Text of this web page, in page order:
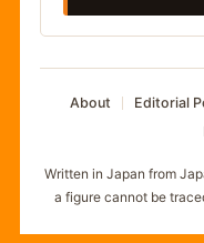
About Editorial
Written in Japan from
a figure cannot be